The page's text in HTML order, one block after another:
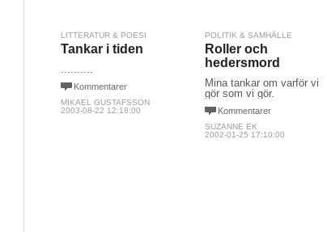
LITTERATUR & POESI
Tankar i tiden
..........
Kommentarer
MIKAEL GUSTAFSSON
2003-08-22 12:18:00
POLITIK & SAMHÄLLE
Roller och
hedersmord
Mina tankar om varför vi
gör som vi gör.
Kommentarer
SUZANNE EK
2002-01-25 17:10:00